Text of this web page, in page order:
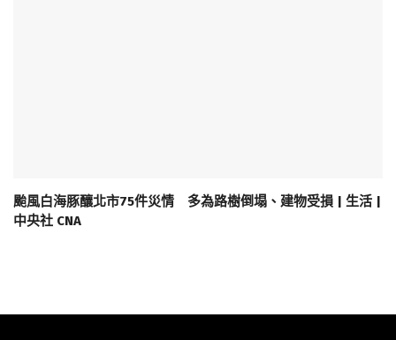
颱風白海豚釀北市75件災情 多為路樹倒塌、建物受損 | 生活 |
中央社 CNA